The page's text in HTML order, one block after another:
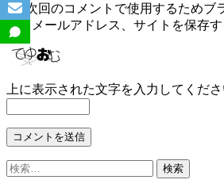
次回のコメントで使用するためブ
前、メールアドレス、サイトを保存す
上に表示された文字を入力してくださ
検